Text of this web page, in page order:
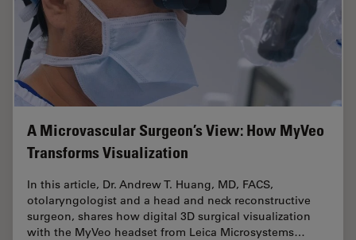
A Microvascular Surgeon’s View: How MyVeo
Transforms Visualization
In this article, Dr. Andrew T. Huang, MD, FACS,
otolaryngologist and a head and neck reconstructive
surgeon, shares how digital 3D surgical visualization
with the MyVeo headset from Leica Microsystems…